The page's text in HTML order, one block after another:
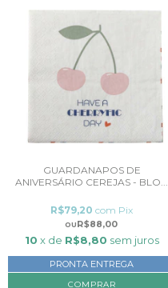
GUARDANAPOS DE
ANIVERSÁRIO CEREJAS - BLO...
R$88,00
R$79,20 com Pix
10 x de R$8,80 sem juros
PRONTA ENTREGA